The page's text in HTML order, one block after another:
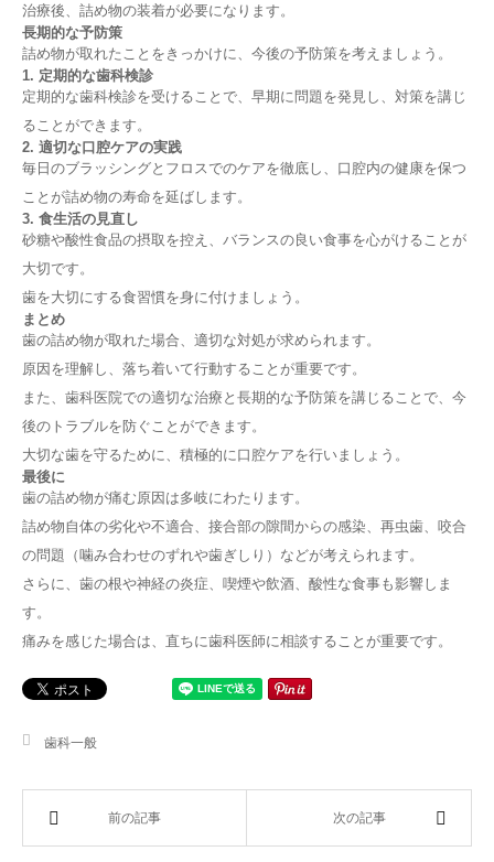
治療後、詰め物の装着が必要になります。
長期的な予防策
詰め物が取れたことをきっかけに、今後の予防策を考えましょう。
1. 定期的な歯科検診
定期的な歯科検診を受けることで、早期に問題を発見し、対策を講じ
ることができます。
2. 適切な口腔ケアの実践
毎日のブラッシングとフロスでのケアを徹底し、口腔内の健康を保つ
ことが詰め物の寿命を延ばします。
3. 食生活の見直し
砂糖や酸性食品の摂取を控え、バランスの良い食事を心がけることが
大切です。
歯を大切にする食習慣を身に付けましょう。
まとめ
歯の詰め物が取れた場合、適切な対処が求められます。
原因を理解し、落ち着いて行動することが重要です。
また、歯科医院での適切な治療と長期的な予防策を講じることで、今
後のトラブルを防ぐことができます。
大切な歯を守るために、積極的に口腔ケアを行いましょう。
最後に
歯の詰め物が痛む原因は多岐にわたります。
詰め物自体の劣化や不適合、接合部の隙間からの感染、再虫歯、咬合
の問題（噛み合わせのずれや歯ぎしり）などが考えられます。
さらに、歯の根や神経の炎症、喫煙や飲酒、酸性な食事も影響しま
す。
痛みを感じた場合は、直ちに歯科医師に相談することが重要です。
歯科一般
前の記事 次の記事